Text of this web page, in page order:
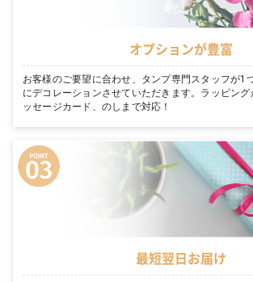
オプションが豊富
お客様のご要望に合わせ、タンプ専門スタッフが1
にデコレーションさせていただきます。ラッピング
ッセージカード、のしまで対応！
最短翌日お届け